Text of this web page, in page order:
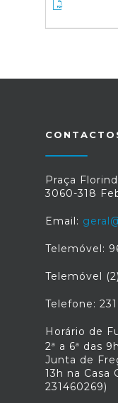
Praça
3060-318
Email:
Telemóvel:
Telemóvel
Telefone:
Horário de
2ª a 6ª das
Junta de
13h na Casa
231460269)